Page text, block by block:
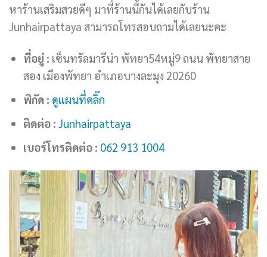
หาร้านเสริมสวยดีๆ มาที่ร้านนี้กันได้เลยกับร้าน
Junhairpattaya สามารถโทรสอบถามได้เลยนะคะ
ที่อยู่ : เซ็นทรัลมารีน่า พัทยา54หมู่9 ถนน พัทยาสาย
สอง เมืองพัทยา อำเภอบางละมุง 20260
พิกัด : ดูแผนที่คลิ๊ก
ติดต่อ : Junhairpattaya
เบอร์โทรติดต่อ : 062 913 1004